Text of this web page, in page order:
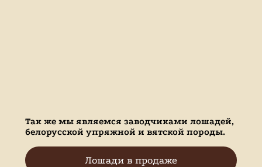
Так же мы являемся заводчиками лошадей,
белорусской упряжной и вятской породы.
Лошади в продаже